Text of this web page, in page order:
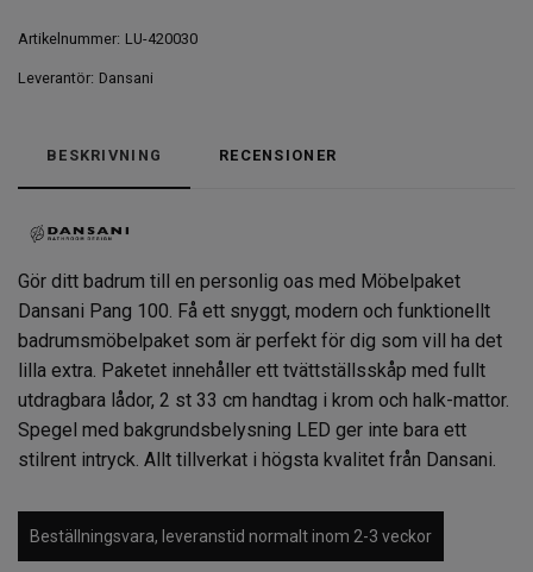
Artikelnummer: LU-420030
Leverantör: Dansani
BESKRIVNING RECENSIONER
Gör ditt badrum till en personlig oas med Möbelpaket
Dansani Pang 100. Få ett snyggt, modern och funktionellt
badrumsmöbelpaket som är perfekt för dig som vill ha det
lilla extra. Paketet innehåller ett tvättställsskåp med fullt
utdragbara lådor, 2 st 33 cm handtag i krom och halk-mattor.
Spegel med bakgrundsbelysning LED ger inte bara ett
stilrent intryck. Allt tillverkat i högsta kvalitet från Dansani.
Beställningsvara, leveranstid normalt inom 2-3 veckor